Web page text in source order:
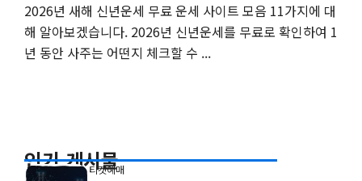
2026년 새해 신년운세 무료 운세 사이트 모음 11가지에 대
해 알아보겠습니다. 2026년 신년운세를 무료로 확인하여 1
년 동안 사주는 어떤지 체크할 수 ...
인기 게시물
티켓예매